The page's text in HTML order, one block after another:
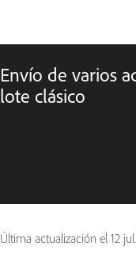
Envío de varios
lote clásico
Última actualización el 12